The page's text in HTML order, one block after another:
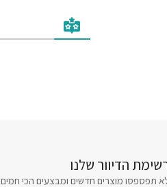
הדיוור שלנו
תפספסו מוצרים חדשים ומבצעים הכי חמים